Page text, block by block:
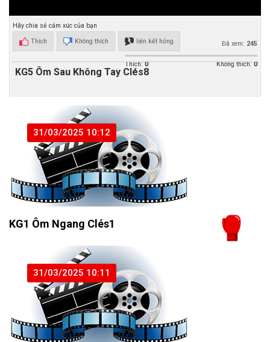
Hãy chia sẻ cảm xúc của bạn
Thích
Không thích liên kết hỏng Đã xem: 245
Thích:0 Không thích:0
KG5 Ôm Sau Không Tay Clés8
31/03/2025 10:12
KG1 Ôm Ngang Clés1
31/03/2025 10:11